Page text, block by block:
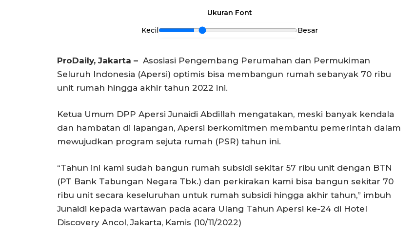
Ukuran Font
Kecil
Besar
ProDaily, Jakarta – Asosiasi Pengembang Perumahan dan Permukiman
Seluruh Indonesia (Apersi) optimis bisa membangun rumah sebanyak 70 ribu
unit rumah hingga akhir tahun 2022 ini.
Ketua Umum DPP Apersi Junaidi Abdillah mengatakan, meski banyak kendala
dan hambatan di lapangan, Apersi berkomitmen membantu pemerintah dalam
mewujudkan program sejuta rumah (PSR) tahun ini.
“Tahun ini kami sudah bangun rumah subsidi sekitar 57 ribu unit dengan BTN
(PT Bank Tabungan Negara Tbk.) dan perkirakan kami bisa bangun sekitar 70
ribu unit secara keseluruhan untuk rumah subsidi hingga akhir tahun,” imbuh
Junaidi kepada wartawan pada acara Ulang Tahun Apersi ke-24 di Hotel
Discovery Ancol, Jakarta, Kamis (10/11/2022)